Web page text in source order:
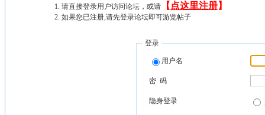
请直接登录用户访问论坛，或请 【 点这里注册】
如果您已注册,请先登录论坛即可游览帖子
登录
用户名
密 码
隐身登录